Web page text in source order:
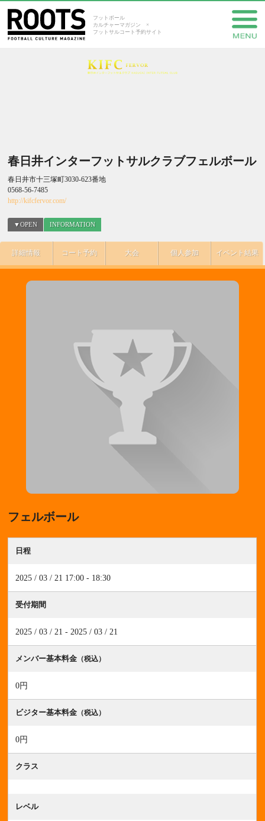
フットボール
カルチャーマガジン ×
フットサルコート予約サイト
春日井インターフットサルクラブフェルボール
春日井市十三塚町3030-623番地
0568-56-7485
http://kifcfervor.com/
▼OPEN INFORMATION
詳細情報 コート予約 大会 個人参加 イベント結果
フェルボール
日程
2025 / 03 / 21 17:00 - 18:30
受付期間
2025 / 03 / 21 - 2025 / 03 / 21
メンバー基本料金 （税込）
0円
ビジター基本料金 （税込）
0円
クラス
レベル